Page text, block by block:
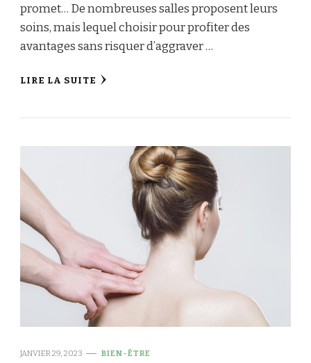
promet… De nombreuses salles proposent leurs
soins, mais lequel choisir pour profiter des
avantages sans risquer d’aggraver …
LIRE LA SUITE
JANVIER 29, 2023 BIEN-ÊTRE